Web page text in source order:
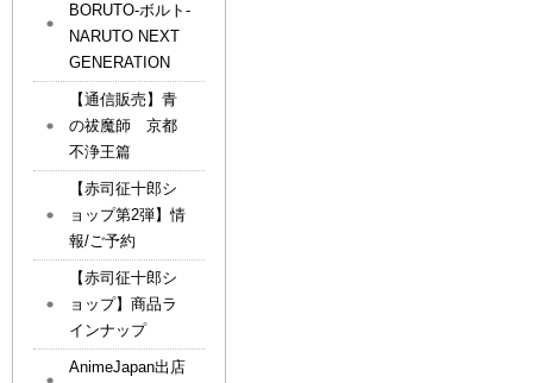
BORUTO-ボルト-
NARUTO NEXT
GENERATION
【通信販売】青
の祓魔師 京都
不浄王篇
【赤司征十郎シ
ョップ第2弾】情
報/ご予約
【赤司征十郎シ
ョップ】商品ラ
インナップ
AnimeJapan出店